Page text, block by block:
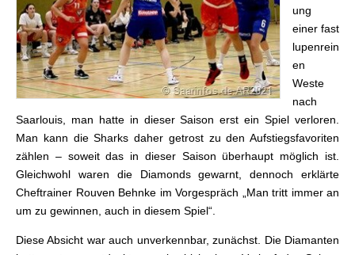
ung
einer fast
lupenrein
en
Weste
nach
Saarlouis, man hatte in dieser Saison erst ein Spiel verloren.
Man kann die Sharks daher getrost zu den Aufstiegsfavoriten
zählen – soweit das in dieser Saison überhaupt möglich ist.
Gleichwohl waren die Diamonds gewarnt, dennoch erklärte
Cheftrainer Rouven Behnke im Vorgespräch „Man tritt immer an
um zu gewinnen, auch in diesem Spiel“.
Diese Absicht war auch unverkennbar, zunächst. Die Diamanten